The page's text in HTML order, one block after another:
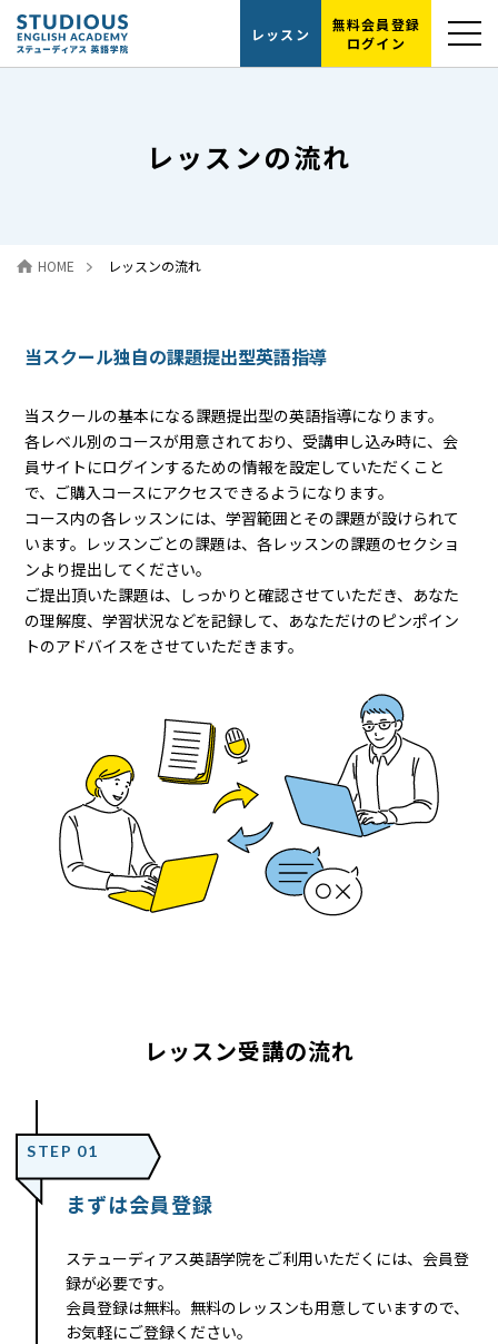
レッスンの流れ
読むだけ英会話
お問い合わせ
レッスン
無料会員登録
ログイン
レッスンの流れ
HOME レッスンの流れ
当スクール独自の課題提出型英語指導
当スクールの基本になる課題提出型の英語指導になります。
各レベル別のコースが用意されており、受講申し込み時に、会
員サイトにログインするための情報を設定していただくこと
で、ご購入コースにアクセスできるようになります。
コース内の各レッスンには、学習範囲とその課題が設けられて
います。レッスンごとの課題は、各レッスンの課題のセクショ
ンより提出してください。
ご提出頂いた課題は、しっかりと確認させていただき、あなた
の理解度、学習状況などを記録して、あなただけのピンポイン
トのアドバイスをさせていただきます。
レッスン受講の流れ
STEP 01
まずは会員登録
ステューディアス英語学院をご利用いただくには、会員登
録が必要です。
会員登録は無料。無料のレッスンも用意していますので、
お気軽にご登録ください。